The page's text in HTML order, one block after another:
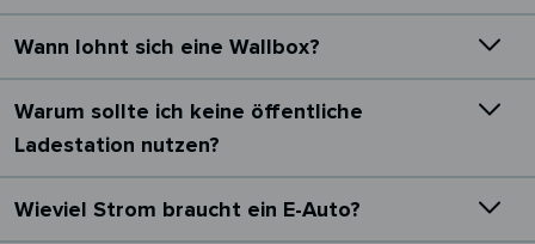
Wann lohnt sich eine Wallbox?
Warum sollte ich keine öffentliche
Ladestation nutzen?
Wieviel Strom braucht ein E-Auto?